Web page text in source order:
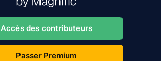
Accès des contributeurs
Passer Premium